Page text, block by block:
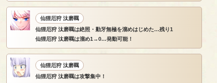
仙狸厄狩 汰磨羈
仙狸厄狩 汰磨羈は絶照・勦牙無極を溜めはじめた…残り1
仙狸厄狩 汰磨羈は溜め1→0…発動可能！
仙狸厄狩 汰磨羈
仙狸厄狩 汰磨羈は攻撃集中！